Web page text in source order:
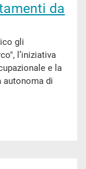
da
gli
l’iniziativa
e la
autonoma di